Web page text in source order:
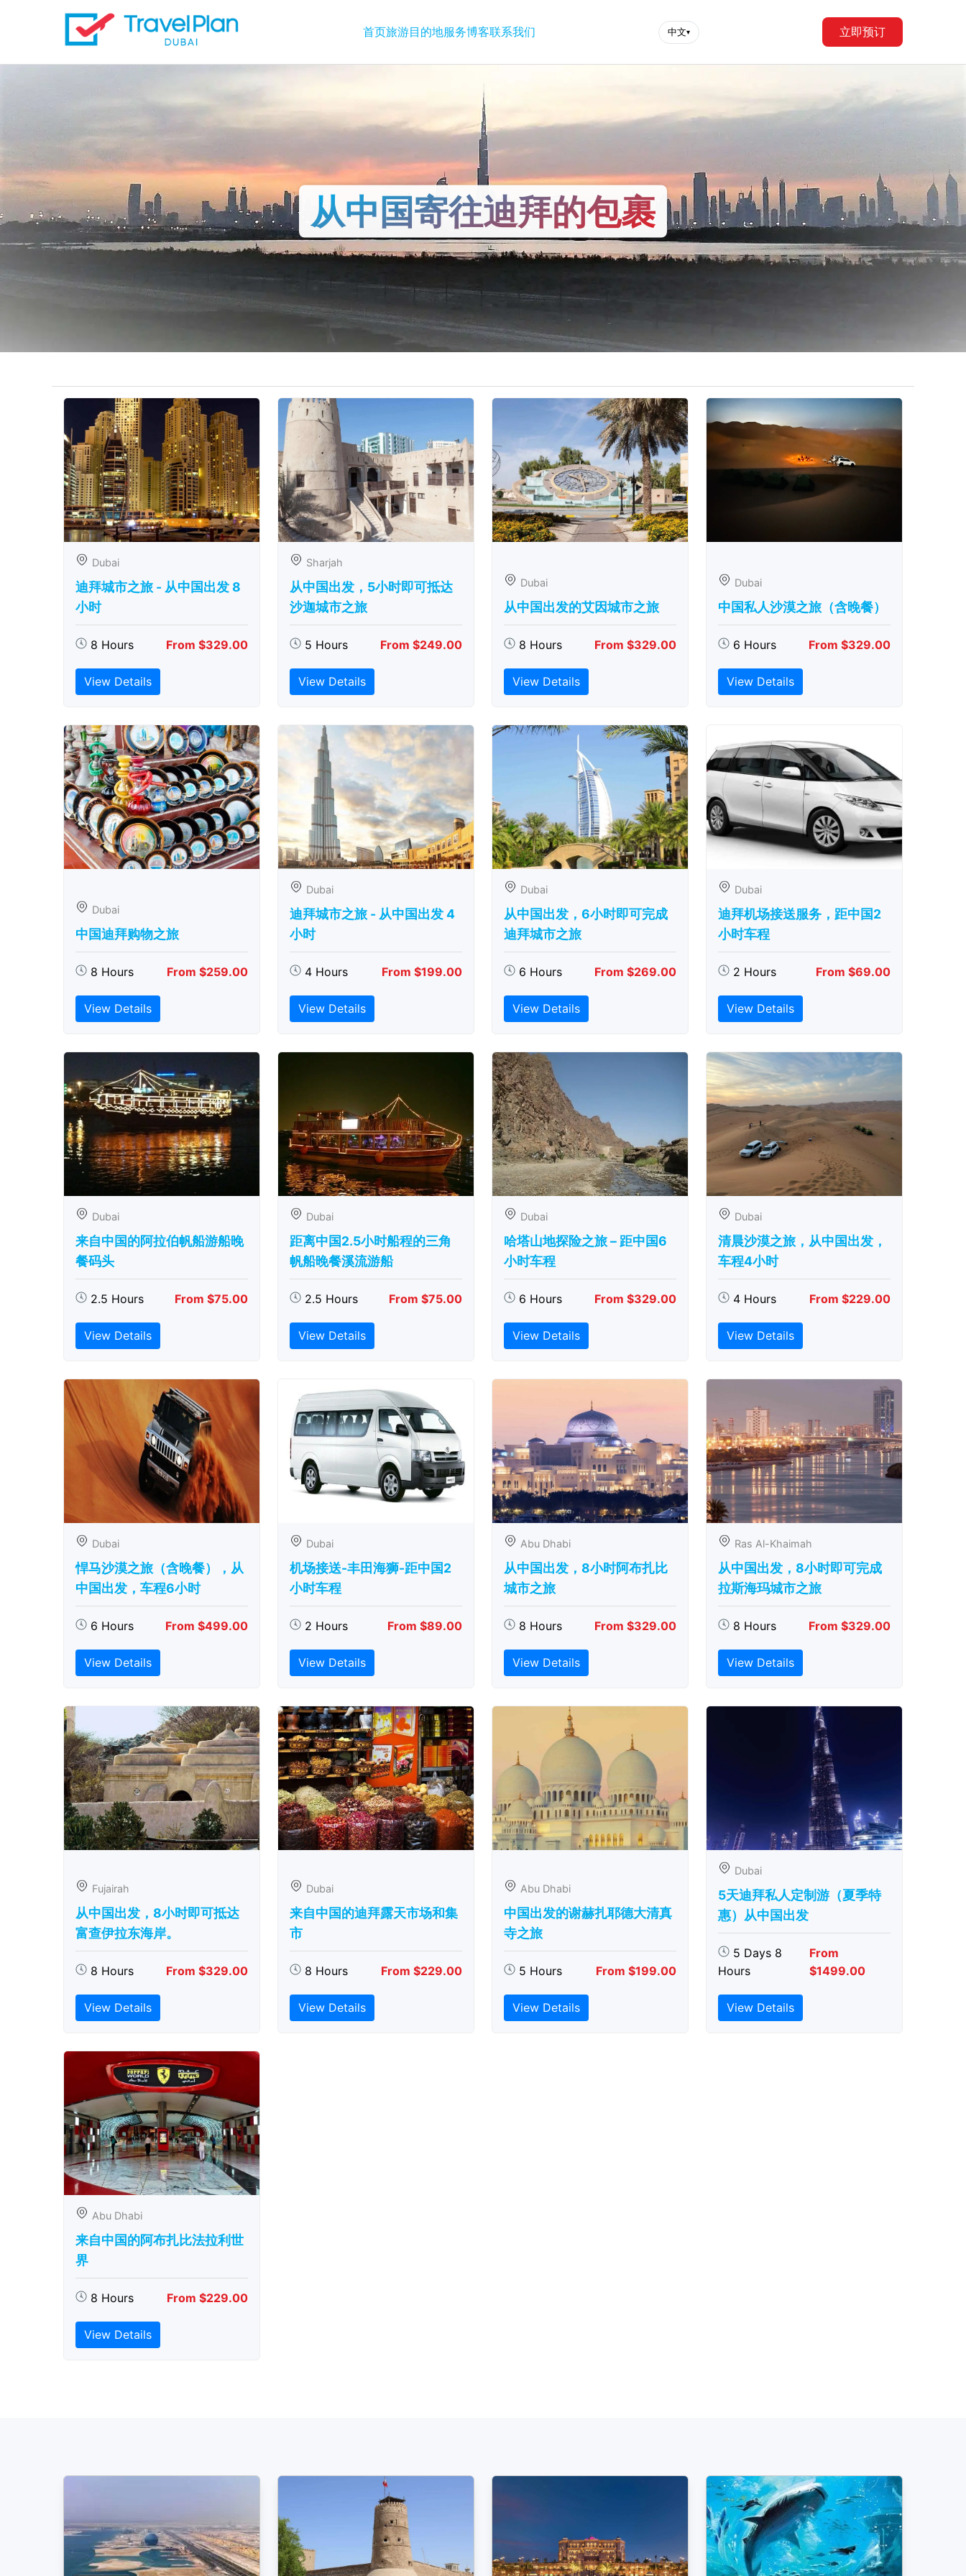
首页旅游目的地服务博客联系我们 中文▾ 立即预订
从中国寄往迪拜的包裹
Dubai
迪拜城市之旅 - 从中​​国出发 8
小时
8 Hours From $329.00
View Details
Sharjah
从中国出发，5小时即可抵达
沙迦城市之旅
5 Hours From $249.00
View Details
Dubai
从中国出发的艾因城市之旅
8 Hours From $329.00
View Details
Dubai
中国私人沙漠之旅（含晚餐）
6 Hours From $329.00
View Details
Dubai
中国迪拜购物之旅
8 Hours From $259.00
View Details
Dubai
迪拜城市之旅 - 从中​​国出发 4
小时
4 Hours From $199.00
View Details
Dubai
从中国出发，6小时即可完成
迪拜城市之旅
6 Hours From $269.00
View Details
Dubai
迪拜机场接送服务，距中国2
小时车程
2 Hours From $69.00
View Details
Dubai
来自中国的阿拉伯帆船游船晚
餐码头
2.5 Hours From $75.00
View Details
Dubai
距离中国2.5小时船程的三角
帆船晚餐溪流游船
2.5 Hours From $75.00
View Details
Dubai
哈塔山地探险之旅 – 距中国6
小时车程
6 Hours From $329.00
View Details
Dubai
清晨沙漠之旅，从中国出发，
车程4小时
4 Hours From $229.00
View Details
Dubai
悍马沙漠之旅（含晚餐），从
中国出发，车程6小时
6 Hours From $499.00
View Details
Dubai
机场接送-丰田海狮-距中国2
小时车程
2 Hours From $89.00
View Details
Abu Dhabi
从中国出发，8小时阿布扎比
城市之旅
8 Hours From $329.00
View Details
Ras Al-Khaimah
从中国出发，8小时即可完成
拉斯海玛城市之旅
8 Hours From $329.00
View Details
Fujairah
从中国出发，8小时即可抵达
富查伊拉东海岸。
8 Hours From $329.00
View Details
Dubai
来自中国的迪拜露天市场和集
市
8 Hours From $229.00
View Details
Abu Dhabi
中国出发的谢赫扎耶德大清真
寺之旅
5 Hours From $199.00
View Details
Dubai
5天迪拜私人定制游（夏季特
惠）从中国出发
5 Days 8
Hours
From
$1499.00
View Details
Abu Dhabi
来自中国的阿布扎比​​法拉利世
界
8 Hours From $229.00
View Details